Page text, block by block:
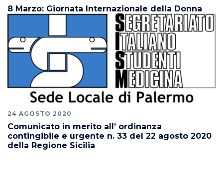
8 Marzo: Giornata Internazionale della Donna
24 AGOSTO 2020
Comunicato in merito all’ ordinanza
contingibile e urgente n. 33 del 22 agosto 2020
della Regione Sicilia